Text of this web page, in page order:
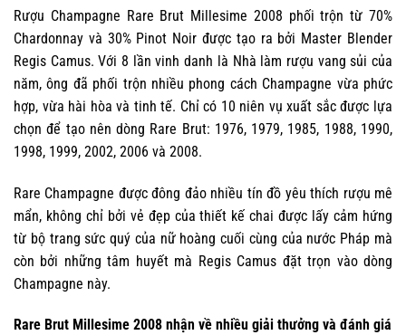
Rượu Champagne Rare Brut Millesime 2008 phối trộn từ 70%
Chardonnay và 30% Pinot Noir được tạo ra bởi Master Blender
Regis Camus. Với 8 lần vinh danh là Nhà làm rượu vang sủi của
năm, ông đã phối trộn nhiều phong cách Champagne vừa phức
hợp, vừa hài hòa và tinh tế. Chỉ có 10 niên vụ xuất sắc được lựa
chọn để tạo nên dòng Rare Brut: 1976, 1979, 1985, 1988, 1990,
1998, 1999, 2002, 2006 và 2008.
Rare Champagne được đông đảo nhiều tín đồ yêu thích rượu mê
mẩn, không chỉ bởi vẻ đẹp của thiết kế chai được lấy cảm hứng
từ bộ trang sức quý của nữ hoàng cuối cùng của nước Pháp mà
còn bởi những tâm huyết mà Regis Camus đặt trọn vào dòng
Champagne này.
Rare Brut Millesime 2008 nhận về nhiều giải thưởng và đánh giá